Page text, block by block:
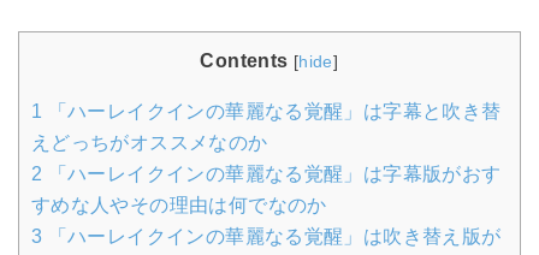
Contents [hide]
1 「ハーレイクインの華麗なる覚醒」は字幕と吹き替
えどっちがオススメなのか
2 「ハーレイクインの華麗なる覚醒」は字幕版がおす
すめな人やその理由は何でなのか
3 「ハーレイクインの華麗なる覚醒」は吹き替え版が